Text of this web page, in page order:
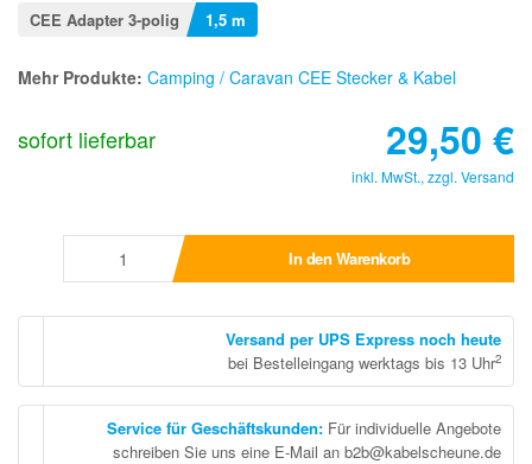
CEE Adapter 3-polig 1,5 m
Mehr Produkte: Camping / Caravan CEE Stecker & Kabel
sofort lieferbar 29,50 €
inkl. MwSt., zzgl. Versand
In den Warenkorb
Versand per UPS Express noch heute
bei Bestelleingang werktags bis 13 Uhr2
Service für Geschäftskunden: Für individuelle Angebote
schreiben Sie uns eine E-Mail an b2b@kabelscheune.de